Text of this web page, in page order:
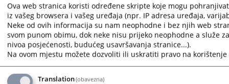
1 - 1 / 1
1
Ova web stranica koristi određene skripte koje mogu
iz vašeg browsera i vašeg uređaja (npr. IP adresa uređaja,
Neke od ovih informacija su nam neophodne i bez njih web
svom punom obimu, dok neke nisu prijeko neophodne a služe
nivoa posjećenosti, budućeg usavršavanja stranice...).
Na ovom mjestu možete dozvoliti ili uskratiti pravo na
Translation(obavezna)